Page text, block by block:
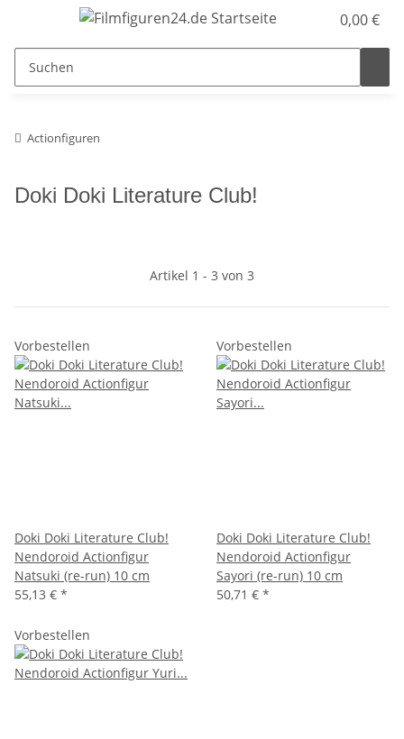
0,00 €
Actionfiguren
Doki Doki Literature Club!
Artikel 1 - 3 von 3
Vorbestellen
Doki Doki Literature Club!
Nendoroid Actionfigur
Natsuki (re-run) 10 cm
55,13 € *
Vorbestellen
Doki Doki Literature Club!
Nendoroid Actionfigur
Sayori (re-run) 10 cm
50,71 € *
Vorbestellen